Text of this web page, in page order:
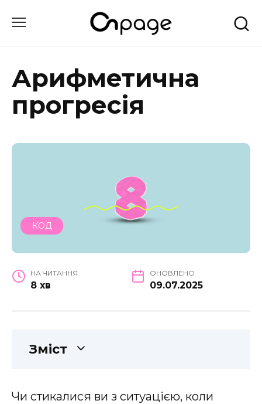
до
Арифметична
прогресія
КОД
НА ЧИТАННЯ
8 хв
ОНОВЛЕНО
09.07.2025
Зміст
Чи стикалися ви з ситуацією, коли